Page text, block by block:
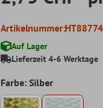
Artikelnummer:
Auf Lager
Lieferzeit 4-6 Werktage
Farbe: Silber